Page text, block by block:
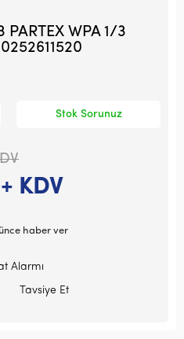
WPA 1/3
Stok Sorunuz
KDV
haber ver
Alarmı
Tavsiye Et